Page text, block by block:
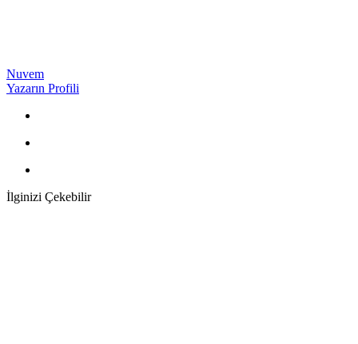
Nuvem
Yazarın Profili
İlginizi Çekebilir